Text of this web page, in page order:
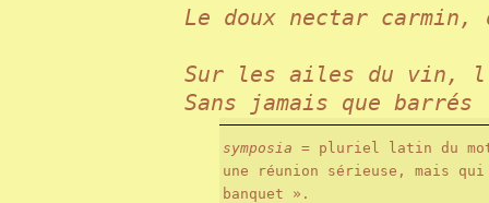
Le doux nectar
Sur les ailes du
Sans jamais que
symposia = pluriel latin du
une réunion sérieuse, mais
banquet ».